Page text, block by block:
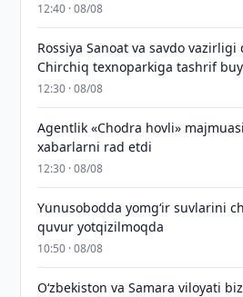
12:40 · 08/08
Rossiya Sanoat va savdo vazirligi
Chirchiq texnoparkiga tashrif
12:30 · 08/08
Agentlik «Chodra hovli»
xabarlarni rad etdi
12:30 · 08/08
Yunusobodda yomg‘ir suvlarini
quvur yotqizilmoqda
10:50 · 08/08
Oʻzbekiston va Samara viloyati